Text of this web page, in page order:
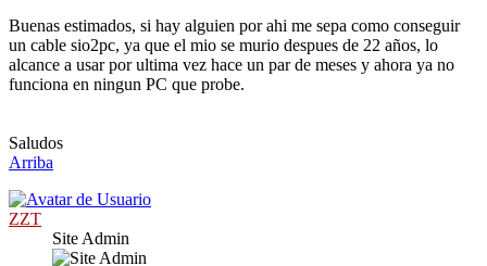
Buenas estimados, si hay alguien por ahi me sepa como conseguir
un cable sio2pc, ya que el mio se murio despues de 22 años, lo
alcance a usar por ultima vez hace un par de meses y ahora ya no
funciona en ningun PC que probe.
Saludos
Arriba
ZZT
Site Admin